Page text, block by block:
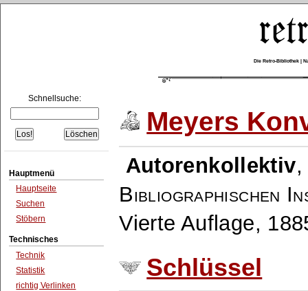
Die Retro-Bibliothek |
Schnellsuche:
Hauptmenü
Hauptseite
Suchen
Stöbern
Technisches
Technik
Statistik
richtig Verlinken
Meyers
Autorenkollektiv
Bibliographischen
Vierte Auflage,
Schlüssel